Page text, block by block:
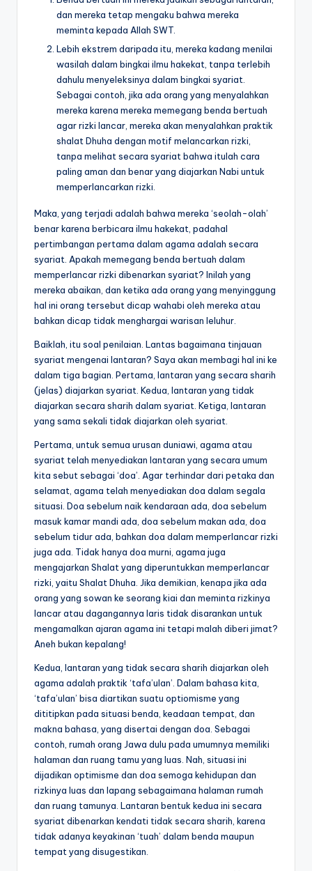
dan mereka tetap mengaku bahwa mereka
meminta kepada Allah SWT.
Lebih ekstrem daripada itu, mereka kadang menilai
wasilah dalam bingkai ilmu hakekat, tanpa terlebih
dahulu menyeleksinya dalam bingkai syariat.
Sebagai contoh, jika ada orang yang menyalahkan
mereka karena mereka memegang benda bertuah
agar rizki lancar, mereka akan menyalahkan praktik
shalat Dhuha dengan motif melancarkan rizki,
tanpa melihat secara syariat bahwa itulah cara
paling aman dan benar yang diajarkan Nabi untuk
memperlancarkan rizki.
Maka, yang terjadi adalah bahwa mereka ‘seolah-olah’
benar karena berbicara ilmu hakekat, padahal
pertimbangan pertama dalam agama adalah secara
syariat. Apakah memegang benda bertuah dalam
memperlancar rizki dibenarkan syariat? Inilah yang
mereka abaikan, dan ketika ada orang yang menyinggung
hal ini orang tersebut dicap wahabi oleh mereka atau
bahkan dicap tidak menghargai warisan leluhur.
Baiklah, itu soal penilaian. Lantas bagaimana tinjauan
syariat mengenai lantaran? Saya akan membagi hal ini ke
dalam tiga bagian. Pertama, lantaran yang secara sharih
(jelas) diajarkan syariat. Kedua, lantaran yang tidak
diajarkan secara sharih dalam syariat. Ketiga, lantaran
yang sama sekali tidak diajarkan oleh syariat.
Pertama, untuk semua urusan duniawi, agama atau
syariat telah menyediakan lantaran yang secara umum
kita sebut sebagai ‘doa’. Agar terhindar dari petaka dan
selamat, agama telah menyediakan doa dalam segala
situasi. Doa sebelum naik kendaraan ada, doa sebelum
masuk kamar mandi ada, doa sebelum makan ada, doa
sebelum tidur ada, bahkan doa dalam memperlancar rizki
juga ada. Tidak hanya doa murni, agama juga
mengajarkan Shalat yang diperuntukkan memperlancar
rizki, yaitu Shalat Dhuha. Jika demikian, kenapa jika ada
orang yang sowan ke seorang kiai dan meminta rizkinya
lancar atau dagangannya laris tidak disarankan untuk
mengamalkan ajaran agama ini tetapi malah diberi jimat?
Aneh bukan kepalang!
Kedua, lantaran yang tidak secara sharih diajarkan oleh
agama adalah praktik ‘tafa’ulan’. Dalam bahasa kita,
‘tafa’ulan’ bisa diartikan suatu optiomisme yang
dititipkan pada situasi benda, keadaan tempat, dan
makna bahasa, yang disertai dengan doa. Sebagai
contoh, rumah orang Jawa dulu pada umumnya memiliki
halaman dan ruang tamu yang luas. Nah, situasi ini
dijadikan optimisme dan doa semoga kehidupan dan
rizkinya luas dan lapang sebagaimana halaman rumah
dan ruang tamunya. Lantaran bentuk kedua ini secara
syariat dibenarkan kendati tidak secara sharih, karena
tidak adanya keyakinan ‘tuah’ dalam benda maupun
tempat yang disugestikan.